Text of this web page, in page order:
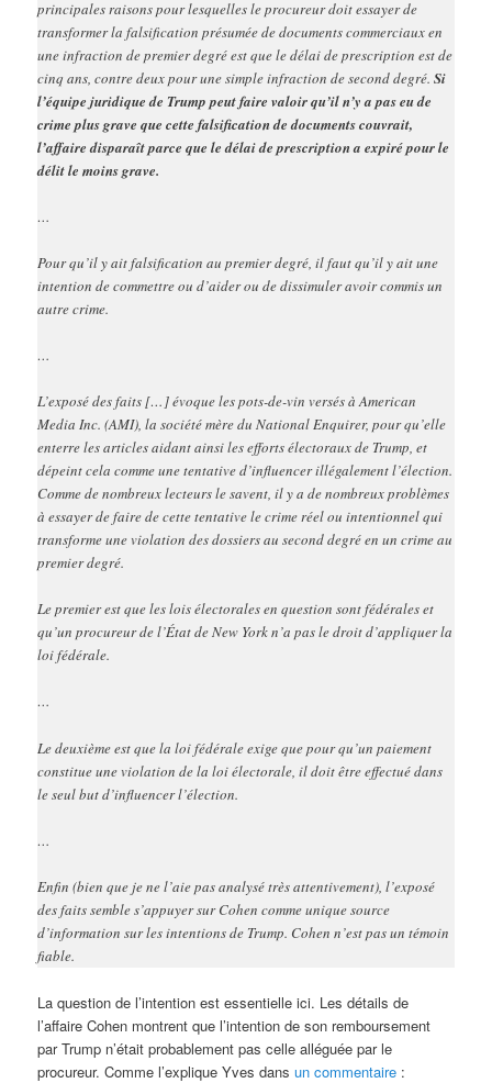
principales raisons pour lesquelles le procureur doit essayer de
transformer la falsification présumée de documents commerciaux en
une infraction de premier degré est que le délai de prescription est de
cinq ans, contre deux pour une simple infraction de second degré.Si
l’équipe juridique de Trump peut faire valoir qu’il n’y a pas eu de
crime plus grave que cette falsification de documents couvrait,
l’affaire disparaît parce que le délai de prescription a expiré pour le
délit le moins grave.
…
Pour qu’il y ait falsification au premier degré, il faut qu’il y ait une
intention de commettre ou d’aider ou de dissimuler avoir commis un
autre crime.
…
L’exposé des faits […] évoque les pots-de-vin versés à American
Media Inc. (AMI), la société mère du National Enquirer, pour qu’elle
enterre les articles aidant ainsi les efforts électoraux de Trump, et
dépeint cela comme une tentative d’influencer illégalement l’élection.
Comme de nombreux lecteurs le savent, il y a de nombreux problèmes
à essayer de faire de cette tentative le crime réel ou intentionnel qui
transforme une violation des dossiers au second degré en un crime au
premier degré.
Le premier est que les lois électorales en question sont fédérales et
qu’un procureur de l’État de New York n’a pas le droit d’appliquer la
loi fédérale.
…
Le deuxième est que la loi fédérale exige que pour qu’un paiement
constitue une violation de la loi électorale, il doit être effectué dans
le seul but d’influencer l’élection.
…
Enfin (bien que je ne l’aie pas analysé très attentivement), l’exposé
des faits semble s’appuyer sur Cohen comme unique source
d’information sur les intentions de Trump. Cohen n’est pas un témoin
fiable.
La question de l’intention est essentielle ici. Les détails de
l’affaire Cohen montrent que l’intention de son remboursement
par Trump n’était probablement pas celle alléguée par le
procureur. Comme l’explique Yves dansun commentaire :